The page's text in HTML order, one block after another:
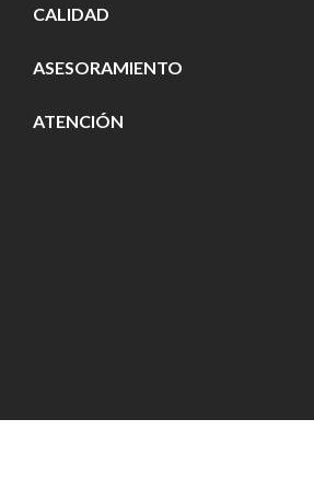
CALIDAD
ASESORAMIENTO
ATENCIÓN